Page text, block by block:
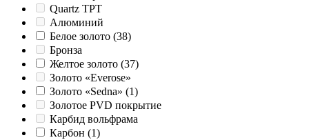
Quartz TPT
Алюминий
Белое золото (38)
Бронза
Желтое золото (37)
Золото «Everose»
Золото «Sedna» (1)
Золотое PVD покрытие
Карбид вольфрама
Карбон (1)